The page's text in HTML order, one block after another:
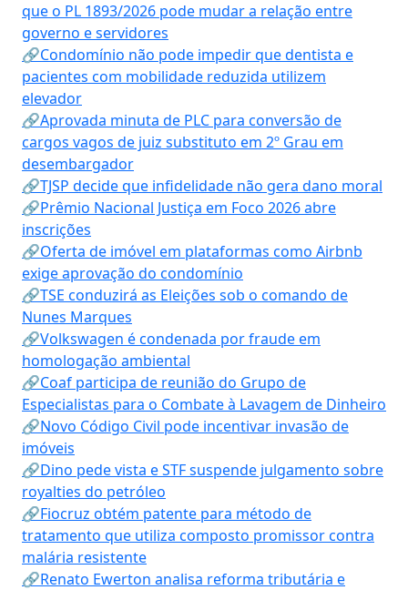
que o PL 1893/2026 pode mudar a relação entre
governo e servidores
🔗Condomínio não pode impedir que dentista e
pacientes com mobilidade reduzida utilizem
elevador
🔗Aprovada minuta de PLC para conversão de
cargos vagos de juiz substituto em 2º Grau em
desembargador
🔗TJSP decide que infidelidade não gera dano moral
🔗Prêmio Nacional Justiça em Foco 2026 abre
inscrições
🔗Oferta de imóvel em plataformas como Airbnb
exige aprovação do condomínio
🔗TSE conduzirá as Eleições sob o comando de
Nunes Marques
🔗Volkswagen é condenada por fraude em
homologação ambiental
🔗Coaf participa de reunião do Grupo de
Especialistas para o Combate à Lavagem de Dinheiro
🔗Novo Código Civil pode incentivar invasão de
imóveis
🔗Dino pede vista e STF suspende julgamento sobre
royalties do petróleo
🔗Fiocruz obtém patente para método de
tratamento que utiliza composto promissor contra
malária resistente
🔗Renato Ewerton analisa reforma tributária e